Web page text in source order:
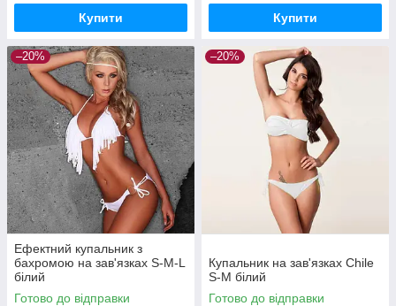
Купити Купити
–20%
Ефектний купальник з
бахромою на зав'язках S-M-L
білий
Готово до відправки
–20%
Купальник на зав'язках Chile
S-M білий
Готово до відправки